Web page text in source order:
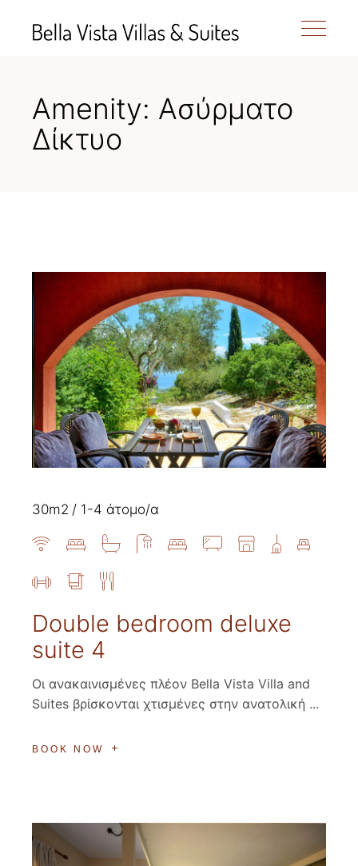
Amenity: Ασύρματο
Δίκτυο
Double bedroom deluxe
suite 4
Οι ανακαινισμένες πλέον Bella Vista Villa and
Suites βρίσκονται χτισμένες στην ανατολική ...
BOOK NOW
30m2 1-4 άτομο/α